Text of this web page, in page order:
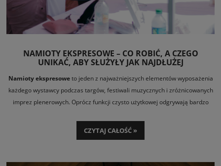
NAMIOTY EKSPRESOWE – CO ROBIĆ, A CZEGO
UNIKAĆ, ABY SŁUŻYŁY JAK NAJDŁUŻEJ
Namioty ekspresoweto jeden z najważniejszych elementów wyposażenia
każdego wystawcy podczas targów, festiwali muzycznych i zróżnicowanych
imprez plenerowych. Oprócz funkcji czysto użytkowej odgrywają bardzo
widocznym, mobilnym nośnikiem reklamy. Warto więc zadbać o to, aby
po złożeniu? Które działania są niezbędne? Mimo że niektóre z nich wydają
CZYTAJ CAŁOŚĆ »